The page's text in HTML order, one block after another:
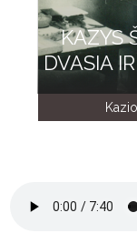
KAZYS
DVASIA